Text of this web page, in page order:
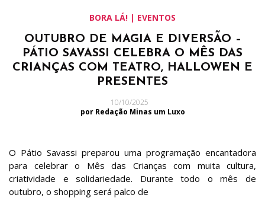
BORA LÁ! | EVENTOS
OUTUBRO DE MAGIA E DIVERSÃO –
PÁTIO SAVASSI CELEBRA O MÊS DAS
CRIANÇAS COM TEATRO, HALLOWEN E
PRESENTES
10/10/2025
por Redação Minas um Luxo
O Pátio Savassi preparou uma programação encantadora
para celebrar o Mês das Crianças com muita cultura,
criatividade e solidariedade. Durante todo o mês de
outubro, o shopping será palco de